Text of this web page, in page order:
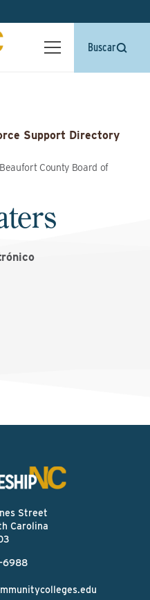
Buscar
Support Directory
County Board of
Street
Carolina
6988